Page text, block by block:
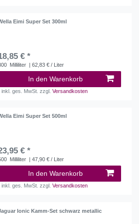
Eimi Super Set 300ml
€ *
Milliliter | 62,83 € / Liter
In den Warenkorb
inkl. ges. MwSt. zzgl.Versandkosten
Eimi Super Set 500ml
€ *
Milliliter | 47,90 € / Liter
In den Warenkorb
inkl. ges. MwSt. zzgl.Versandkosten
Ionic Kamm-Set schwarz metallic